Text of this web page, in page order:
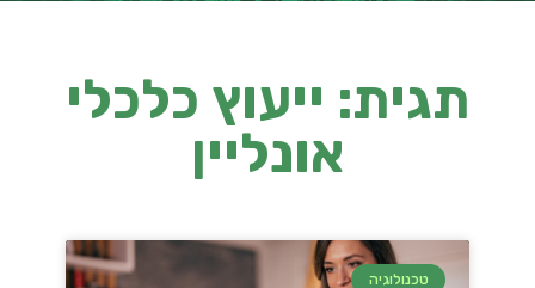
תגית: ייעוץ כלכלי
אונליין
טכנולוגיה